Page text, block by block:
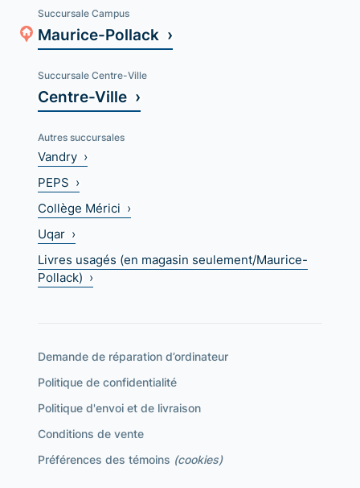
Succursale Campus
Maurice-Pollack ›
Succursale Centre-Ville
Centre-Ville ›
Autres succursales
Vandry ›
PEPS ›
Collège Mérici ›
Uqar ›
Livres usagés (en magasin seulement/Maurice-
Pollack) ›
Demande de réparation d’ordinateur
Politique de confidentialité
Politique d'envoi et de livraison
Conditions de vente
Préférences des témoins (cookies)